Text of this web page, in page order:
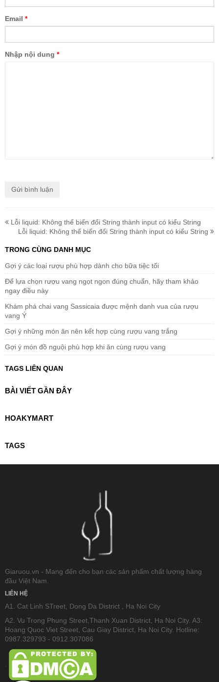
Email *
Nhập nội dung *
Lỗi liquid: Không thể biến đổi String thành input có kiểu String
Lỗi liquid: Không thể biến đổi String thành input có kiểu String
TRONG CÙNG DANH MỤC
Gợi ý các loại rượu phù hợp dành cho bữa tiệc tối
Để lựa chọn rượu vang ngọt ngon đúng chuẩn, hãy tham khảo
ngay điều này
Khám phá chai vang Sassicaia được mệnh danh vua của rượu
vang Ý
Gợi ý những món ăn nên kết hợp cùng rượu vang trắng
Gợi ý món đồ nguội phù hợp khi ăn cùng rượu vang
TAGS LIÊN QUAN
BÀI VIẾT GẦN ĐÂY
HOAKYMART
TAGS
Giaruou.vn - Mang đến cho bạn các sản phẩm chất lượng hàng
đầu Việt Nam.
LIÊN HỆ
A1. Cat Linh STreet, Dong Da District , Ha Noi City
A2. Vu Trong Phung Street,Thanh Xuan District, Ha Noi City. A3:
Hoang Quoc Viet Street, Cau Giay District, Ha Noi City. Hotline:
0987.329793 - 0912.307086
.